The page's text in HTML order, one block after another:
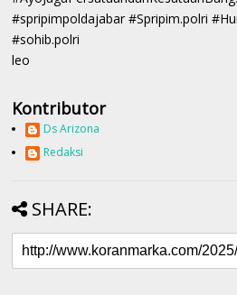
#spripimpoldajabar #Spripim.polri
#sohib.polri
leo
Kontributor
Ds Arizona
Redaksi
SHARE: